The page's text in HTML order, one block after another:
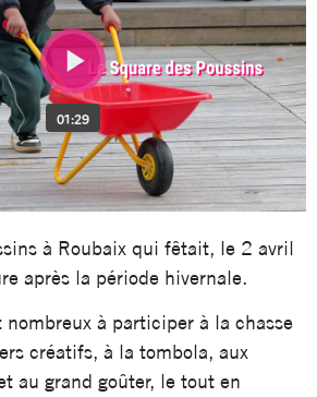
à Roubaix qui fêtait, le 2 avril
après la période hivernale.
à participer à la chasse
créatifs, à la tombola, aux
au grand goûter, le tout en